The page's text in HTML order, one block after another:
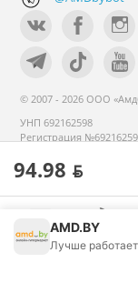
Меню Корзина
94.98 ƃ
© 2007 - 2026 ООО
УНП 692162598
Регистрация
реестре с 14 сентября
Номер телефона
AMD.BY
Лучше